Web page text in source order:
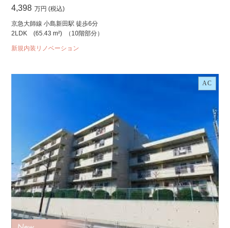
4,398 万円 (税込)
京急大師線 小島新田駅 徒歩6分
2LDK
(65.43 m²) （10階部分）
新規内装リノベーション
AC